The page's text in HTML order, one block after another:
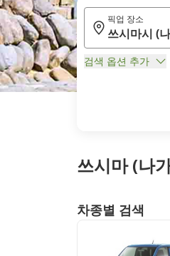
쓰시마 (나
픽업 장소
검색 옵션 추가
차종별 검색